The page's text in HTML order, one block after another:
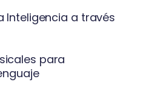
Inteligencia a través
para